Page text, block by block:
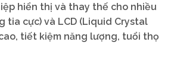
hiển thị và thay thế cho nhiều
tia cực) và LCD (Liquid Crystal
tiết kiệm năng lượng, tuổi thọ